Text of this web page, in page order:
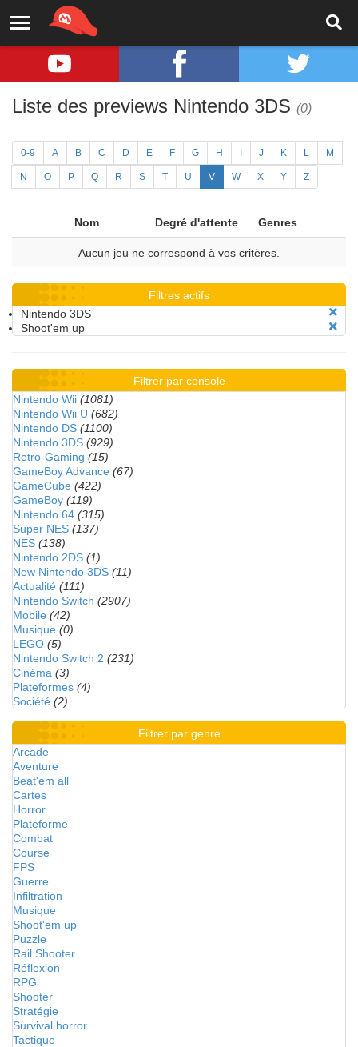
Liste des previews Nintendo 3DS (0)
0-9 A B C D E F G H J K L M
N O P Q R S T U V W X Y Z
Nom Degré d'attente Genres
Aucun jeu ne correspond à vos critères.
Filtres actifs
Nintendo 3DS
Shoot'em up
Filtrer par console
Nintendo Wii (1081)
Nintendo Wii U (682)
Nintendo DS (1100)
Nintendo 3DS (929)
Retro-Gaming (15)
GameBoy Advance (67)
GameCube (422)
GameBoy (119)
Nintendo 64 (315)
Super NES (137)
NES (138)
Nintendo 2DS (1)
New Nintendo 3DS (11)
Actualité (111)
Nintendo Switch (2907)
Mobile (42)
Musique (0)
LEGO (5)
Nintendo Switch 2 (231)
Cinéma (3)
Plateformes (4)
Société (2)
Filtrer par genre
Arcade
Aventure
Beat'em all
Cartes
Horror
Plateforme
Combat
Course
FPS
Guerre
Infiltration
Musique
Shoot'em up
Puzzle
Rail Shooter
Réflexion
RPG
Shooter
Stratégie
Survival horror
Tactique